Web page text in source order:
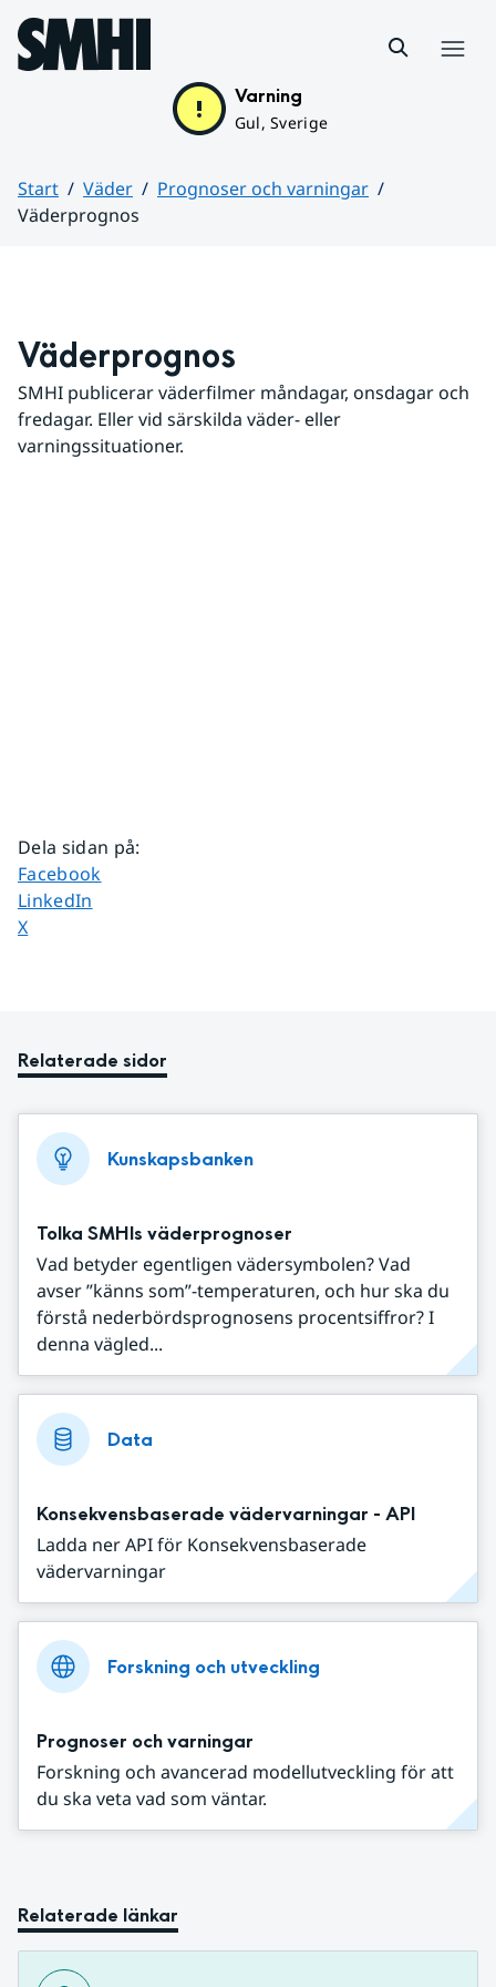
Hoppa till sidans innehåll
Varning
Gul, Sverige
Start Väder
Prognoser och varningar
Väderprognos
Väderprognos
SMHI publicerar väderfilmer måndagar, onsdagar och
fredagar. Eller vid särskilda väder- eller
varningssituationer.
Dela sidan på:
Dela sidan på
Facebook
Dela sidan på
LinkedIn
Dela sidan på
X
Relaterade sidor
Kunskapsbanken
Tolka SMHIs väderprognoser
Vad betyder egentligen vädersymbolen? Vad
avser ”känns som”-temperaturen, och hur ska du
förstå nederbördsprognosens procentsiffror? I
denna vägled...
Data
Konsekvensbaserade vädervarningar - API
Ladda ner API för Konsekvensbaserade
vädervarningar
Forskning och utveckling
Prognoser och varningar
Forskning och avancerad modellutveckling för att
du ska veta vad som väntar.
Relaterade länkar